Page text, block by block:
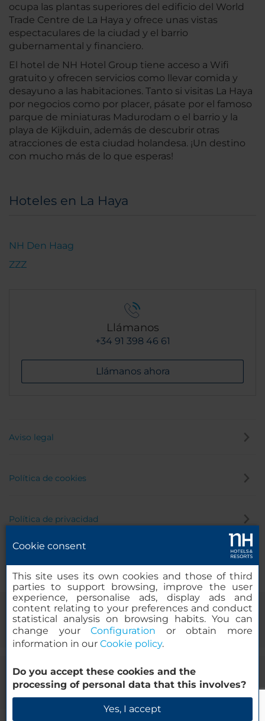
ocupa las plantas superiores del edificio del World
Trade Centre de La Haya y ofrece unas vistas
espectaculares de la ciudad y el barrio
gubernamental y financiero.
El hotel de NH Hotel Group tiene acceso a Wifi
gratuito y ofrecen servicios como llevar comida y
desayuno a las habitaciones. Tanto si visitas La Haya
por negocios como por placer, pásate por el famoso
parque de miniaturas Madurodam o el barrio y la
playa de Kijkduin, además de descubrir otras
atracciones de esta ciudad holandesa. ¡Un destino
con mucho más de lo que esperas!
Hoteles en La Haya
NH Den Haag
ZZZ
Llámanos
+34 91 398 46 61
Llámanos ahora
Aviso legal
Política de cookies
Política de privacidad
© 2000-2026 MINOR HOTELS EUROPE & AMERICAS Santa Engracia,
120. 28003 Madrid, España
Cookie consent
This site uses its own cookies and those of third
parties to support browsing, improve the user
experience, personalise ads, display ads and
content relating to your preferences and conduct
statistical analysis on browsing habits. You can
change yourConfiguration or obtain more
information in our Cookie policy.
Do you accept these cookies and the
processing of personal data that this involves?
Yes, I accept